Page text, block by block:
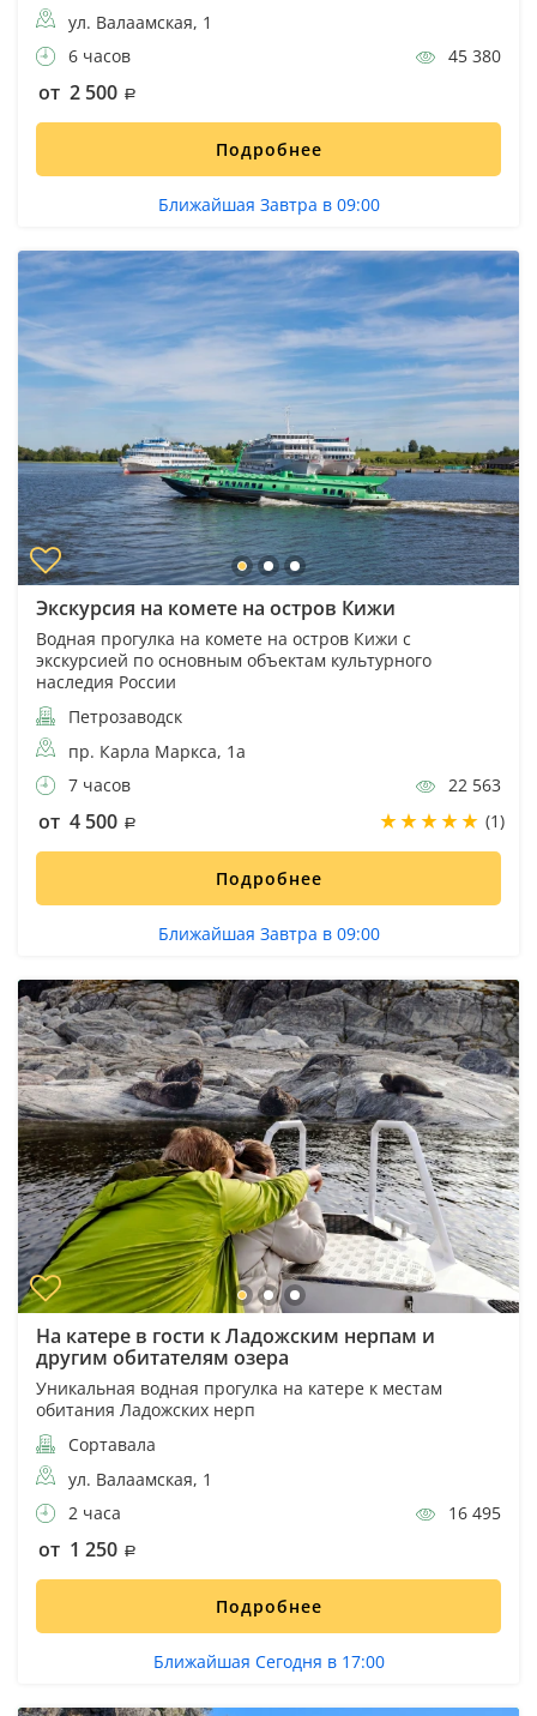
ул. Валаамская, 1
6 часов
45 380
от 2 500
Подробнее
Ближайшая Завтра в 09:00
Экскурсия на комете на остров Кижи
Водная прогулка на комете на остров Кижи с
экскурсией по основным объектам культурного
наследия России
Петрозаводск
пр. Карла Маркса, 1а
7 часов
22 563
от 4 500 (1)
Подробнее
Ближайшая Завтра в 09:00
На катере в гости к Ладожским нерпам и
другим обитателям озера
Уникальная водная прогулка на катере к местам
обитания Ладожских нерп
Сортавала
ул. Валаамская, 1
2 часа
16 495
от 1 250
Подробнее
Ближайшая Сегодня в 17:00